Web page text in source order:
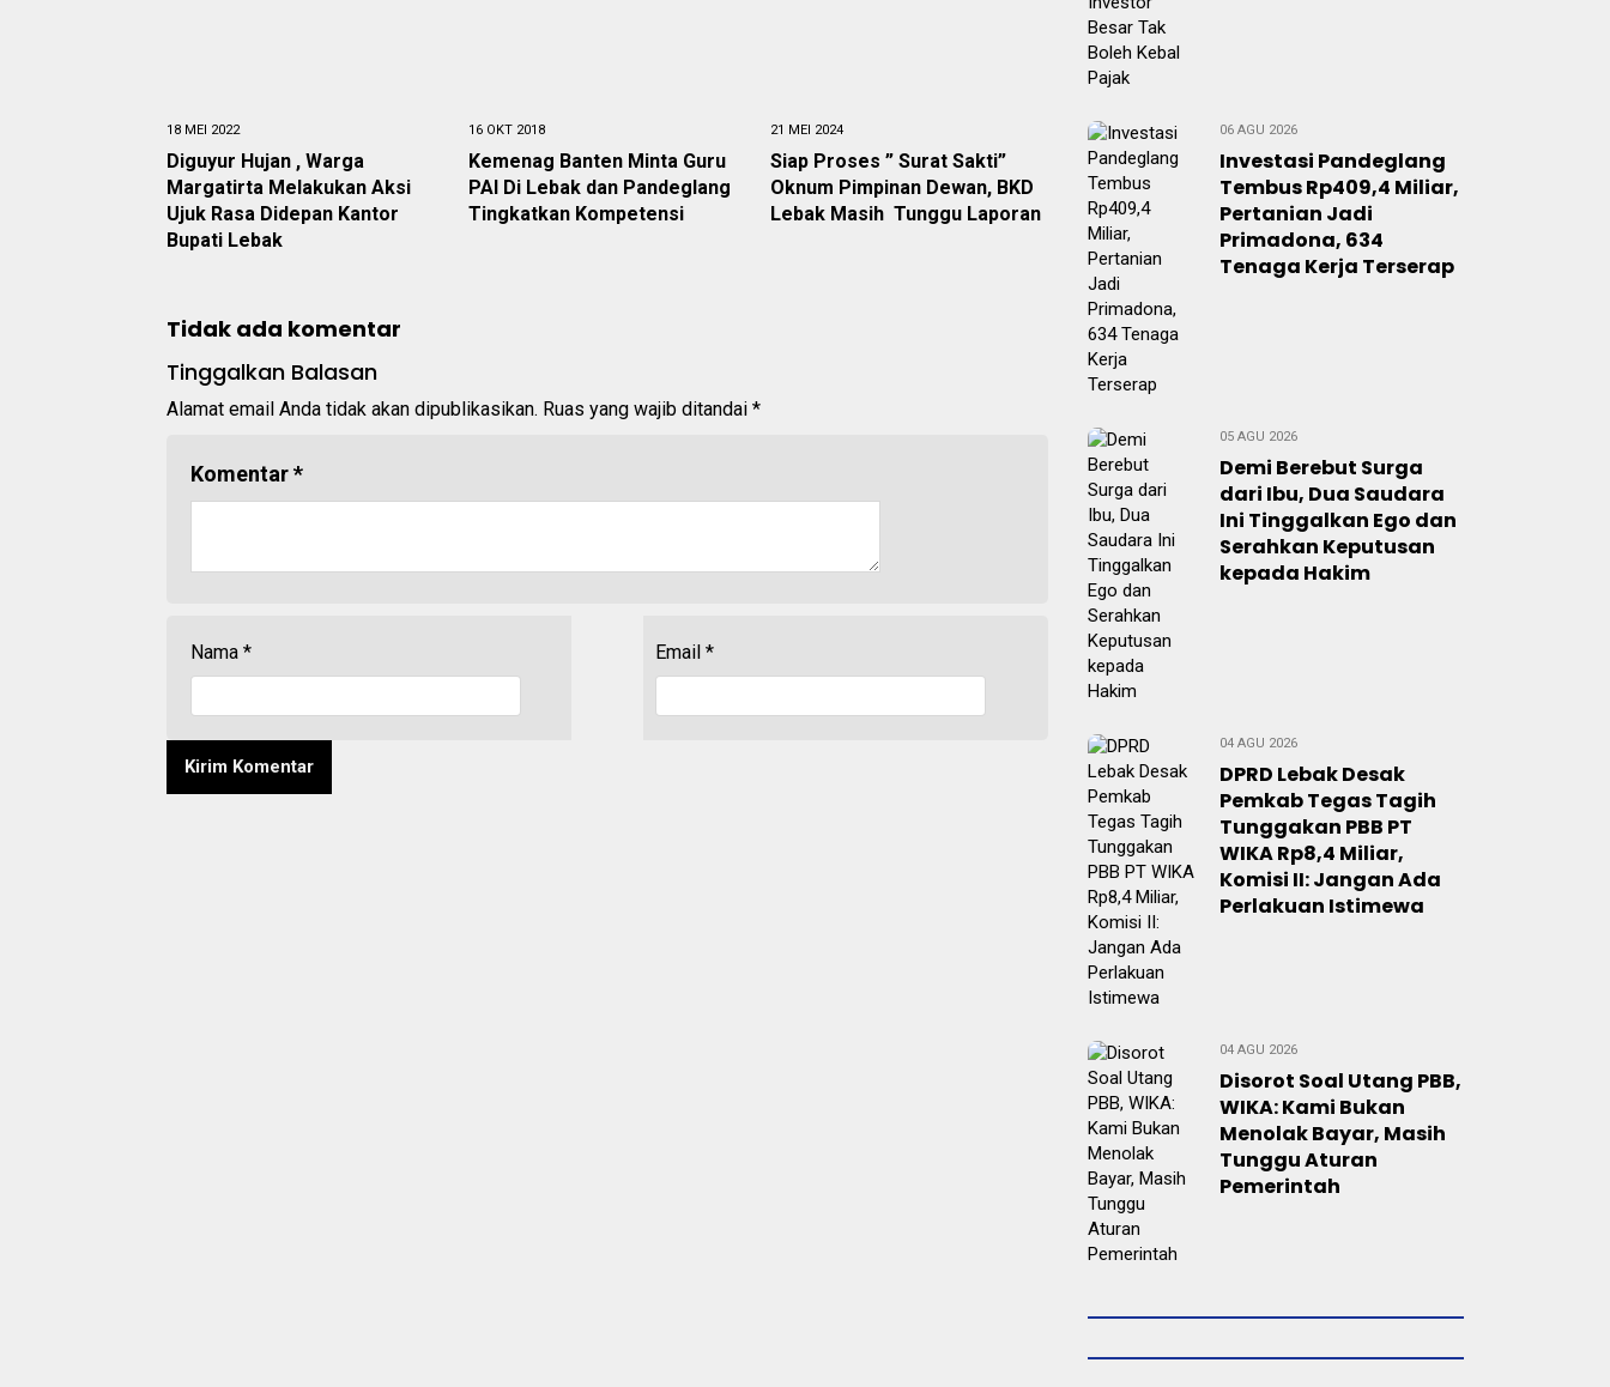
18 MEI 2022
Diguyur Hujan , Warga
Margatirta Melakukan Aksi
Ujuk Rasa Didepan Kantor
Bupati Lebak
16 OKT 2018
Kemenag Banten Minta Guru
PAI Di Lebak dan Pandeglang
Tingkatkan Kompetensi
21 MEI 2024
Siap Proses ” Surat Sakti”
Oknum Pimpinan Dewan, BKD
Lebak Masih Tunggu Laporan
Tidak ada komentar
Tinggalkan Balasan
Alamat email Anda tidak akan dipublikasikan. Ruas yang wajib ditandai *
Komentar*
Nama * Email *
06 AGU 2026
Investasi Pandeglang
Tembus Rp409,4 Miliar,
Pertanian Jadi
Primadona, 634
Tenaga Kerja Terserap
05 AGU 2026
Demi Berebut Surga
dari Ibu, Dua Saudara
Ini Tinggalkan Ego dan
Serahkan Keputusan
kepada Hakim
04 AGU 2026
DPRD Lebak Desak
Pemkab Tegas Tagih
Tunggakan PBB PT
WIKA Rp8,4 Miliar,
Komisi II: Jangan Ada
Perlakuan Istimewa
04 AGU 2026
Disorot Soal Utang PBB,
WIKA: Kami Bukan
Menolak Bayar, Masih
Tunggu Aturan
Pemerintah